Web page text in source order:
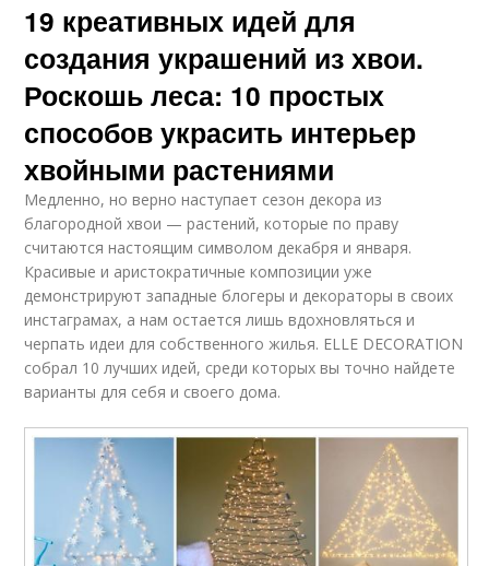
19 креативных идей для
создания украшений из хвои.
Роскошь леса: 10 простых
способов украсить интерьер
хвойными растениями
Медленно, но верно наступает сезон декора из
благородной хвои — растений, которые по праву
считаются настоящим символом декабря и января.
Красивые и аристократичные композиции уже
демонстрируют западные блогеры и декораторы в своих
инстаграмах, а нам остается лишь вдохновляться и
черпать идеи для собственного жилья. ELLE DЕСОRАТION
собрал 10 лучших идей, среди которых вы точно найдете
варианты для себя и своего дома.